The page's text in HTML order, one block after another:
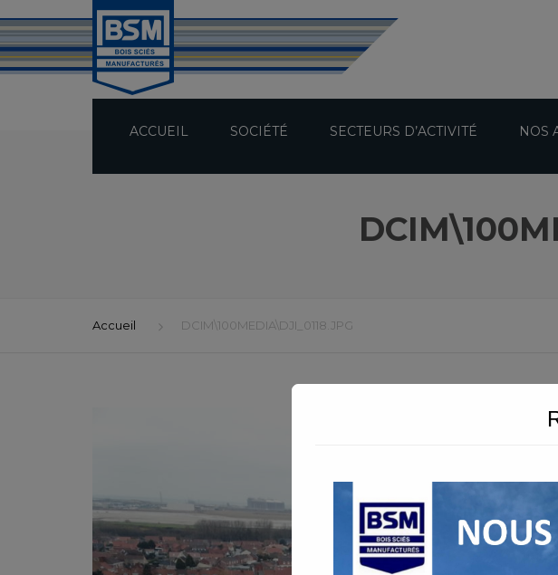
ACCUEIL SOCIÉTÉ SECTEURS D’ACTIVITÉ NOS
Accueil DCIM\100MEDIA\DJI_0118.JPG